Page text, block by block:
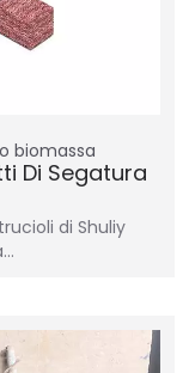
biomassa
Di Segatura
di Shuliy